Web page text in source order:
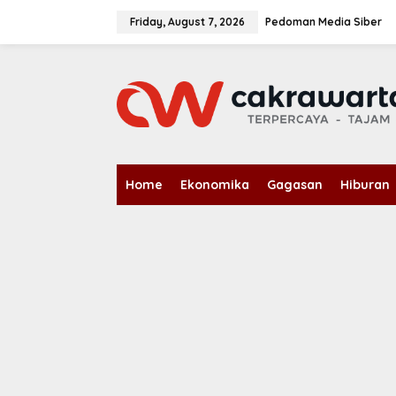
Friday, August 7, 2026 Pedoman Media Siber
Home Ekonomika Gagasan Hiburan